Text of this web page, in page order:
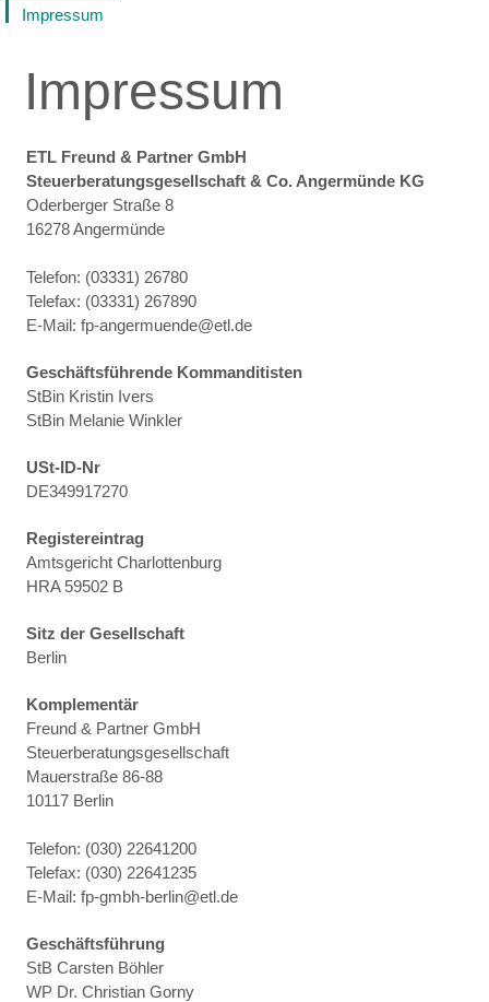
Impressum
Impressum
ETL Freund & Partner GmbH
Steuerberatungsgesellschaft & Co. Angermünde KG
Oderberger Straße 8
16278 Angermünde
Telefon: (03331) 26780
Telefax: (03331) 267890
E-Mail: fp-angermuende@etl.de
Geschäftsführende Kommanditisten
StBin Kristin Ivers
StBin Melanie Winkler
USt-ID-Nr
DE349917270
Registereintrag
Amtsgericht Charlottenburg
HRA 59502 B
Sitz der Gesellschaft
Berlin
Komplementär
Freund & Partner GmbH
Steuerberatungsgesellschaft
Mauerstraße 86-88
10117 Berlin
Telefon: (030) 22641200
Telefax: (030) 22641235
E-Mail: fp-gmbh-berlin@etl.de
Geschäftsführung
StB Carsten Böhler
WP Dr. Christian Gorny